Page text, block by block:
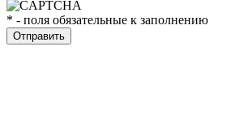
* - поля обязательные к заполнению